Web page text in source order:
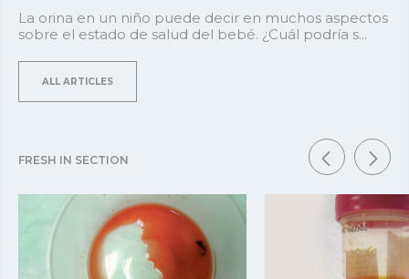
La orina en un niño puede decir en muchos aspectos
sobre el estado de salud del bebé. ¿Cuál podría s...
ALL ARTICLES
FRESH IN SECTION